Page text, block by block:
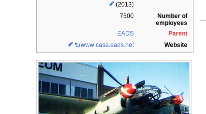
(2013)
Number of
employees
7500
Parent
EADS
Website
www.casa.eads.net